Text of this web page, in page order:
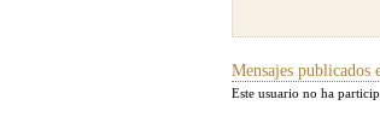
Mensajes publicados
Este usuario no ha